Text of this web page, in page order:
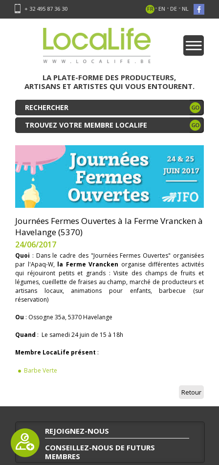
+ 32 495 87 36 30 FR - EN - DE - NL
LA PLATE-FORME DES PRODUCTEURS,
ARTISANS ET ARTISTES QUI VOUS ENTOURENT.
TROUVEZ VOTRE MEMBRE LOCALIFE
Journées Fermes Ouvertes à la Ferme Vrancken à
Havelange (5370)
24/06/2017
Quoi : Dans le cadre des "Journées Fermes Ouvertes" organisées
par l'Apaq-W, la Ferme Vrancken organise différentes activités
qui réjouiront petits et grands : Visite des champs de fruits et
légumes, cueillette de fraises au champ, marché de producteurs et
artisans locaux, animations pour enfants, barbecue (sur
réservation)
Ou : Ossogne 35a, 5370 Havelange
Quand : Le samedi 24 juin de 15 à 18h
Membre LocaLife présent :
Barbe Verte
Retour
REJOIGNEZ-NOUS
CONSEILLEZ-NOUS DE FUTURS
MEMBRES